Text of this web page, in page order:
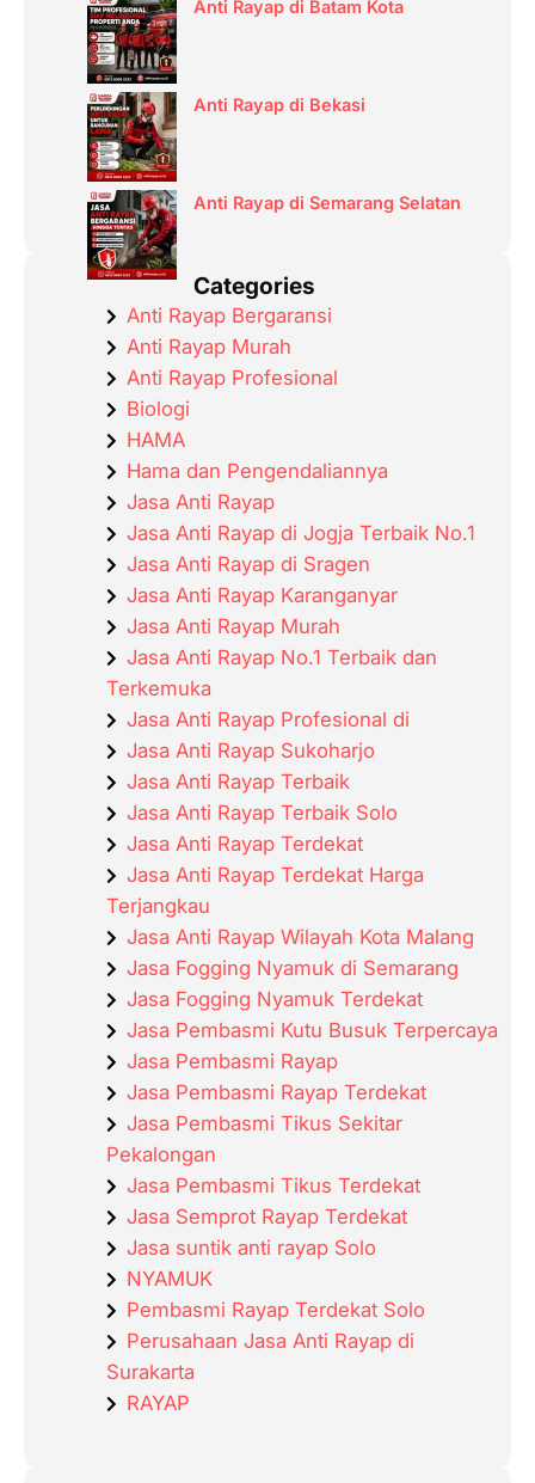
Anti Rayap di Batam Kota
Anti Rayap di Bekasi
Anti Rayap di Semarang Selatan
Categories
Anti Rayap Bergaransi
Anti Rayap Murah
Anti Rayap Profesional
Biologi
HAMA
Hama dan Pengendaliannya
Jasa Anti Rayap
Jasa Anti Rayap di Jogja Terbaik No.1
Jasa Anti Rayap di Sragen
Jasa Anti Rayap Karanganyar
Jasa Anti Rayap Murah
Jasa Anti Rayap No.1 Terbaik dan
Terkemuka
Jasa Anti Rayap Profesional di
Jasa Anti Rayap Sukoharjo
Jasa Anti Rayap Terbaik
Jasa Anti Rayap Terbaik Solo
Jasa Anti Rayap Terdekat
Jasa Anti Rayap Terdekat Harga
Terjangkau
Jasa Anti Rayap Wilayah Kota Malang
Jasa Fogging Nyamuk di Semarang
Jasa Fogging Nyamuk Terdekat
Jasa Pembasmi Kutu Busuk Terpercaya
Jasa Pembasmi Rayap
Jasa Pembasmi Rayap Terdekat
Jasa Pembasmi Tikus Sekitar
Pekalongan
Jasa Pembasmi Tikus Terdekat
Jasa Semprot Rayap Terdekat
Jasa suntik anti rayap Solo
NYAMUK
Pembasmi Rayap Terdekat Solo
Perusahaan Jasa Anti Rayap di
Surakarta
RAYAP